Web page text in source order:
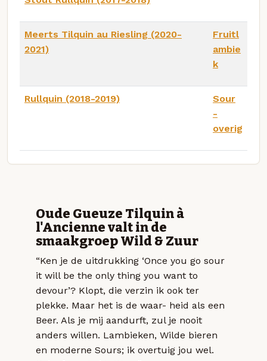
Meerts Tilquin au Riesling (2020-
2021)
Fruitl
ambie
k
Rullquin (2018-2019)
Sour
-
overig
Oude Gueuze Tilquin à
l'Ancienne valt in de
smaakgroep Wild & Zuur
“Ken je de uitdrukking ‘Once you go sour
it will be the only thing you want to
devour’? Klopt, die verzin ik ook ter
plekke. Maar het is de waar- heid als een
Beer. Als je mij aandurft, zul je nooit
anders willen. Lambieken, Wilde bieren
en moderne Sours; ik overtuig jou wel.